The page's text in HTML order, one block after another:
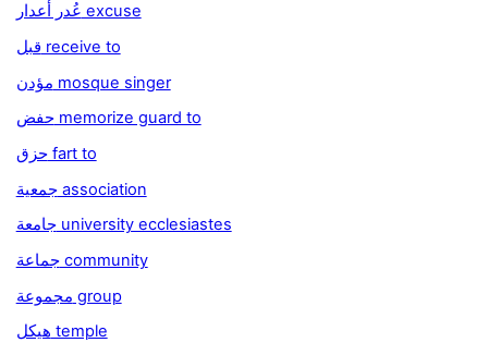
عُدر أعدار excuse
قبل receive to
مؤدن mosque singer
حفض memorize guard to
حزق fart to
جمعية association
جامعة university ecclesiastes
جماعة community
مجموعة group
هيكل temple